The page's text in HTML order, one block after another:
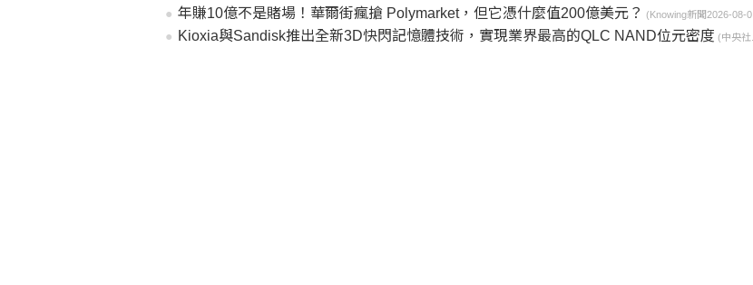
年賺10億不是賭場！華爾街瘋搶 Polymarket，但它憑什麼值200億美元？ (Knowing新聞2026-08-06 16:20:00)
Kioxia與Sandisk推出全新3D快閃記憶體技術，實現業界最高的QLC NAND位元密度 (中央社2026-08-06 16:19:57)